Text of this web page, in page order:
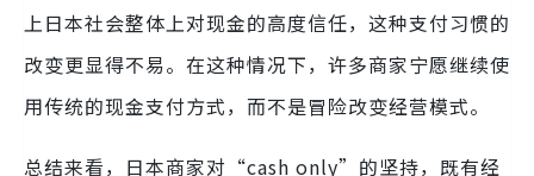
上日本社会整体上对现金的高度信任，这种支付习惯的
改变更显得不易。在这种情况下，许多商家宁愿继续使
用传统的现金支付方式，而不是冒险改变经营模式。
总结来看，日本商家对“cash only”的坚持，既有经